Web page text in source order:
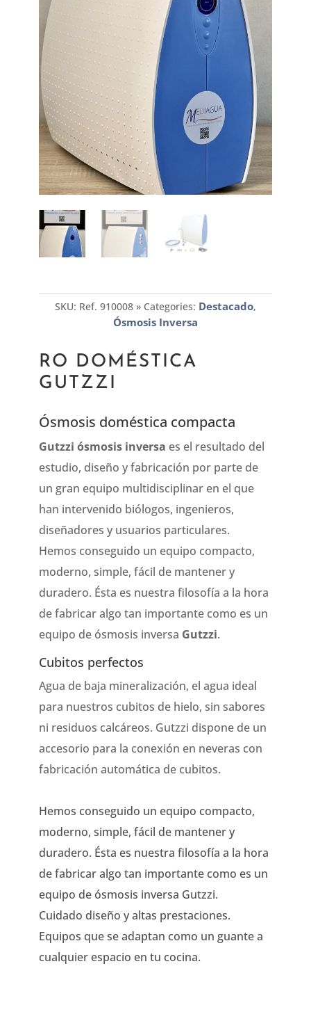
SKU: Ref. 910008 Categories: Destacado,
Ósmosis Inversa
RO DOMÉSTICA
GUTZZI
Ósmosis doméstica compacta
Gutzzi ósmosis inversa es el resultado del
estudio, diseño y fabricación por parte de
un gran equipo multidisciplinar en el que
han intervenido biólogos, ingenieros,
diseñadores y usuarios particulares.
Hemos conseguido un equipo compacto,
moderno, simple, fácil de mantener y
duradero. Ésta es nuestra filosofía a la hora
de fabricar algo tan importante como es un
equipo de ósmosis inversa Gutzzi.
Cubitos perfectos
Agua de baja mineralización, el agua ideal
para nuestros cubitos de hielo, sin sabores
ni residuos calcáreos. Gutzzi dispone de un
accesorio para la conexión en neveras con
fabricación automática de cubitos.
Hemos conseguido un equipo compacto,
moderno, simple, fácil de mantener y
duradero. Ésta es nuestra filosofía a la hora
de fabricar algo tan importante como es un
equipo de ósmosis inversa Gutzzi.
Cuidado diseño y altas prestaciones.
Equipos que se adaptan como un guante a
cualquier espacio en tu cocina.